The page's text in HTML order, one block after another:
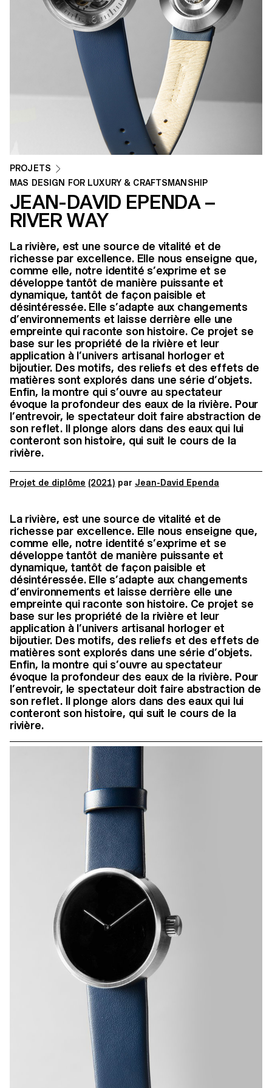
PROJETS
MAS DESIGN FOR LUXURY & CRAFTSMANSHIP
JEAN-DAVID EPENDA –
RIVER WAY
La rivière, est une source de vitalité et de
richesse par excellence. Elle nous enseigne que,
comme elle, notre identité s’exprime et se
développe tantôt de manière puissante et
dynamique, tantôt de façon paisible et
désintéressée. Elle s’adapte aux changements
d’environnements et laisse derrière elle une
empreinte qui raconte son histoire. Ce projet se
base sur les propriété de la rivière et leur
application à l’univers artisanal horloger et
bijoutier. Des motifs, des reliefs et des effets de
matières sont explorés dans une série d’objets.
Enfin, la montre qui s’ouvre au spectateur
évoque la profondeur des eaux de la rivière. Pour
l’entrevoir, le spectateur doit faire abstraction de
son reflet. Il plonge alors dans des eaux qui lui
conteront son histoire, qui suit le cours de la
rivière.
Projet de diplôme (2021) par Jean-David Ependa
La rivière, est une source de vitalité et de
richesse par excellence. Elle nous enseigne que,
comme elle, notre identité s’exprime et se
développe tantôt de manière puissante et
dynamique, tantôt de façon paisible et
désintéressée. Elle s’adapte aux changements
d’environnements et laisse derrière elle une
empreinte qui raconte son histoire. Ce projet se
base sur les propriété de la rivière et leur
application à l’univers artisanal horloger et
bijoutier. Des motifs, des reliefs et des effets de
matières sont explorés dans une série d’objets.
Enfin, la montre qui s’ouvre au spectateur
évoque la profondeur des eaux de la rivière. Pour
l’entrevoir, le spectateur doit faire abstraction de
son reflet. Il plonge alors dans des eaux qui lui
conteront son histoire, qui suit le cours de la
rivière.